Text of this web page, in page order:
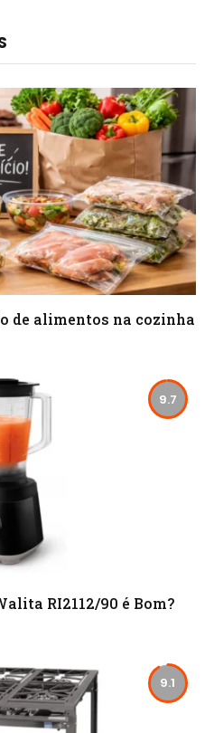
de alimentos na cozinha
9.7
RI2112/90 é Bom?
9.1